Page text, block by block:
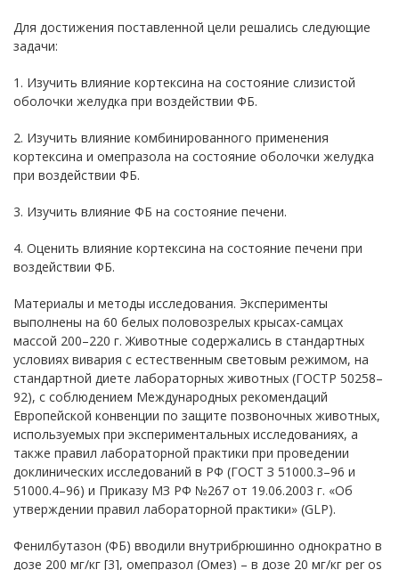
Для достижения поставленной цели решались следующие
задачи:
1. Изучить влияние кортексина на состояние слизистой
оболочки желудка при воздействии ФБ.
2. Изучить влияние комбинированного применения
кортексина и омепразола на состояние оболочки желудка
при воздействии ФБ.
3. Изучить влияние ФБ на состояние печени.
4. Оценить влияние кортексина на состояние печени при
воздействии ФБ.
Материалы и методы исследования. Эксперименты
выполнены на 60 белых половозрелых крысах-самцах
массой 200–220 г. Животные содержались в стандартных
условиях вивария с естественным световым режимом, на
стандартной диете лабораторных животных (ГОСТР 50258–
92), с соблюдением Международных рекомендаций
Европейской конвенции по защите позвоночных животных,
используемых при экспериментальных исследованиях, а
также правил лабораторной практики при проведении
доклинических исследований в РФ (ГОСТ З 51000.3–96 и
51000.4–96) и Приказу МЗ РФ №267 от 19.06.2003 г. «Об
утверждении правил лабораторной практики» (GLP).
Фенилбутазон (ФБ) вводили внутрибрюшинно однократно в
дозе 200 мг/кг [3], омепразол (Омез) – в дозе 20 мг/кг per os